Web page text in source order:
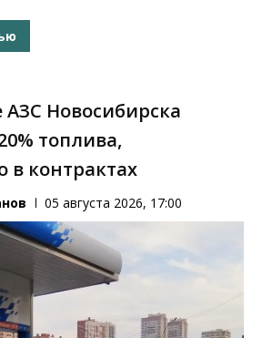
Новосибирска
топлива,
в контрактах
05 августа 2026, 17:00